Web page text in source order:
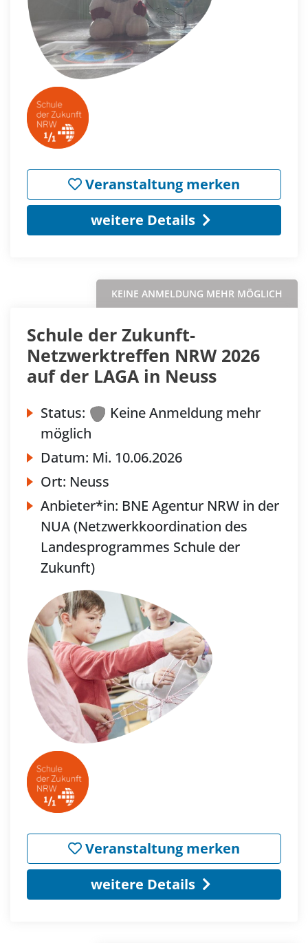
Veranstaltung merken
weitere Details
KEINE ANMELDUNG MEHR MÖGLICH
Schule der Zukunft-
Netzwerktreffen NRW 2026
auf der LAGA in Neuss
Status:
Keine Anmeldung mehr
möglich
Datum: Mi. 10.06.2026
Ort: Neuss
Anbieter*in: BNE Agentur NRW in der
NUA (Netzwerkkoordination des
Landesprogrammes Schule der
Zukunft)
Veranstaltung merken
weitere Details